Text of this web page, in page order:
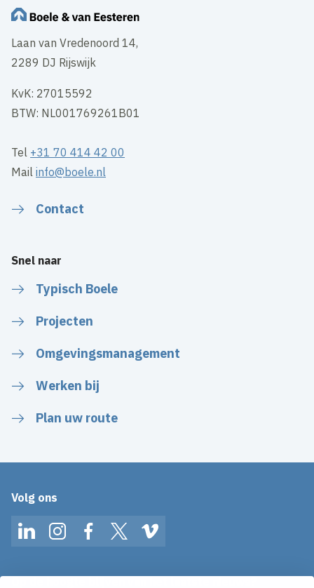
Laan van Vredenoord 14,
2289 DJ Rijswijk
KvK: 27015592
BTW: NL001769261B01
Tel +31 70 414 42 00
Mailinfo@boele.nl
Contact
Snel naar
Typisch Boele
Projecten
Omgevingsmanagement
Werken bij
Plan uw route
Volg ons
LinkedInInstagramFacebookTwitterVimeo